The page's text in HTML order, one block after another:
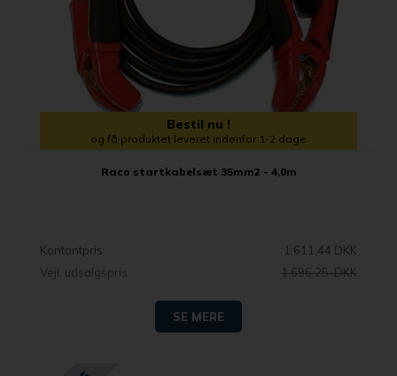
Bestil nu !
og få produktet leveret indenfor 1-2 dage
Raco startkabelsæt 35mm2 - 4,0m
Kontantpris
1.611,44 DKK
Vejl. udsalgspris
1.696,25 DKK
SE MERE